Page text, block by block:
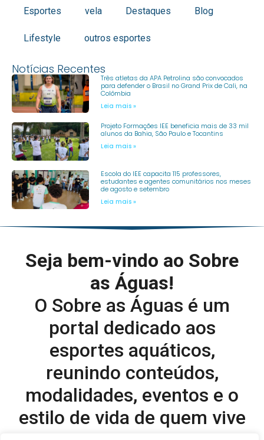
Esportes vela Destaques Blog
Lifestyle outros esportes
Notícias Recentes
Três atletas da APA Petrolina são convocados
para defender o Brasil no Grand Prix de Cali, na
Colômbia
Leia mais »
Projeto Formações IEE beneficia mais de 33 mil
alunos da Bahia, São Paulo e Tocantins
Leia mais »
Escola do IEE capacita 115 professores,
estudantes e agentes comunitários nos meses
de agosto e setembro
Leia mais »
Seja bem-vindo ao Sobre
as Águas!
O Sobre as Águas é um
portal dedicado aos
esportes aquáticos,
reunindo conteúdos,
modalidades, eventos e o
estilo de vida de quem vive